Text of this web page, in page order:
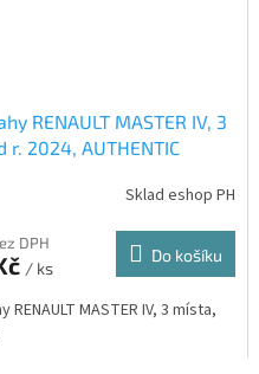
RENAULT MASTER IV, 3
r. 2024, AUTHENTIC
Sklad eshop PH
DPH
/ ks
Do košíku
RENAULT MASTER IV, 3 místa,